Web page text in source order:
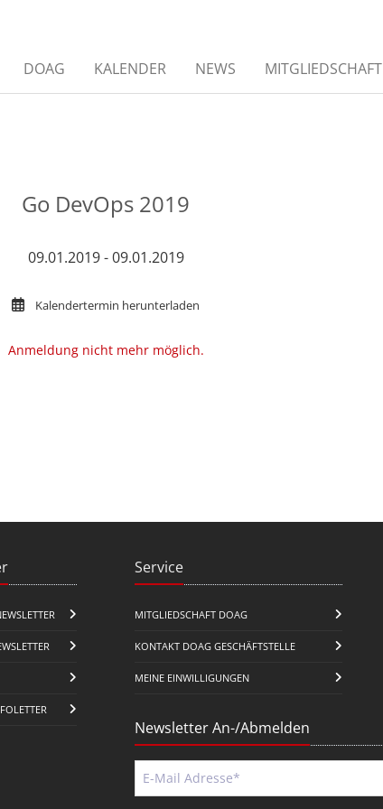
DOAG KALENDER NEWS MITGLIEDSCHAFT
Go DevOps 2019
09.01.2019 - 09.01.2019
Kalendertermin herunterladen
Anmeldung nicht mehr möglich.
Service
MITGLIEDSCHAFT DOAG
KONTAKT DOAG GESCHÄFTSTELLE
MEINE EINWILLIGUNGEN
Newsletter An-/Abmelden